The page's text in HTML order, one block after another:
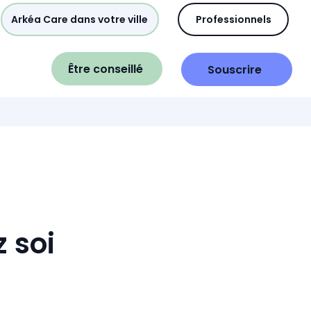
Arkéa Care dans votre ville Professionnels
Être conseillé Souscrire
soi